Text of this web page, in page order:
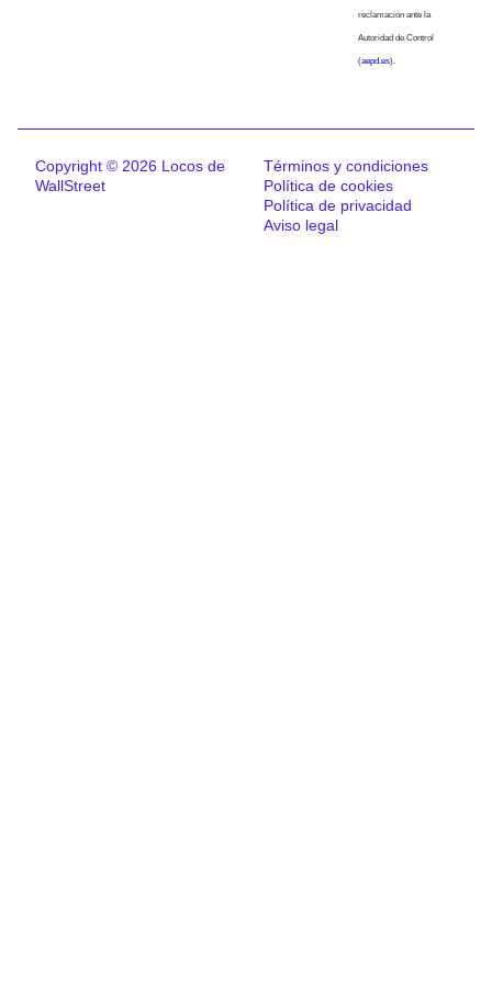
reclamación ante la
Autoridad de Control
(aepd.es).
Copyright © 2026 Locos de
WallStreet
Términos y condiciones
Política de cookies
Política de privacidad
Aviso legal